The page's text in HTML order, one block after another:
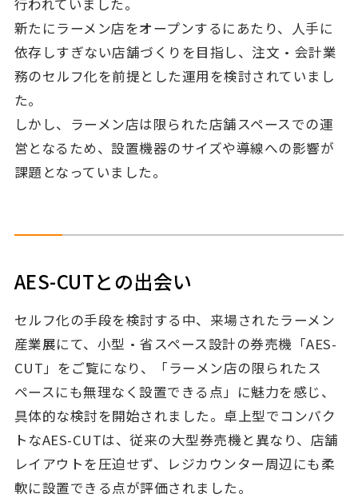
行われていました。
新たにラーメン店をオープンするにあたり、人手に
依存しすぎない店舗づくりを目指し、注文・会計業
務のセルフ化を前提とした運用を検討されていまし
た。
しかし、ラーメン店は限られた店舗スペースでの運
営となるため、設置機器のサイズや導線への影響が
課題となっていました。
AES-CUTとの出会い
セルフ化の手段を検討する中、来場されたラーメン
産業展にて、小型・省スペース設計の券売機「AES-
CUT」をご覧になり、「ラーメン店の限られたス
ペースにも無理なく設置できる点」に魅力を感じ、
具体的な検討を開始されました。卓上型でコンパク
トなAES-CUTは、従来の大型券売機と異なり、店舗
レイアウトを圧迫せず、レジカウンター周辺にも柔
軟に設置できる点が評価されました。